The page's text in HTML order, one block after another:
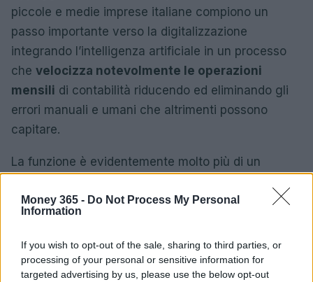
Money 365 - Do Not Process My Personal
Information
If you wish to opt-out of the sale, sharing to third parties, or
processing of your personal or sensitive information for
targeted advertising by us, please use the below opt-out
piccole e medie imprese italiane compiono un
passo importante verso la digitalizzazione
integrando l’intelligenza artificiale in un processo
che velocizza notevolmente le operazioni
mensili di contabilità riducendo ed eliminando gli
errori manuali e umani che altrimenti possono
capitare.
La funzione è evidentemente molto più di un
diventare un alleato per prendere decisioni
controllo.